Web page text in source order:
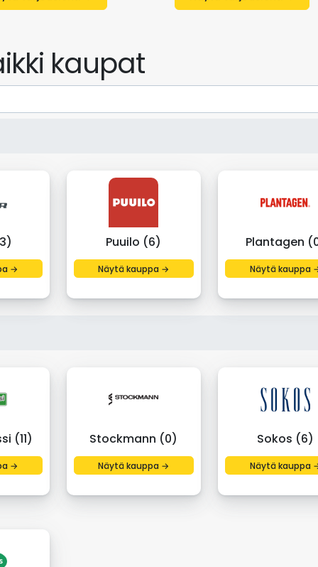
kaupat
→
Puuilo (6)
Näytä kauppa →
Plantagen
Näytä kauppa
(11)
→
Stockmann (0)
Näytä kauppa →
Sokos (6)
Näytä kauppa